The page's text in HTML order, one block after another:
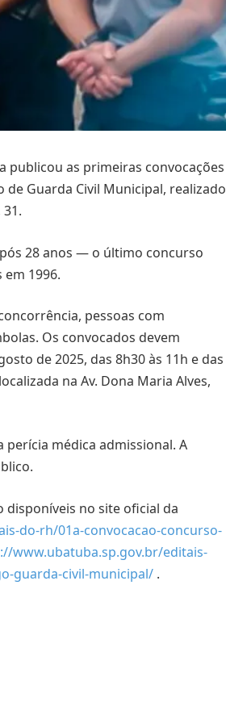
publicou as primeiras convocações
Guarda Civil Municipal, realizado
28 anos — o último concurso
1996.
pessoas com
Os convocados devem
de 2025, das 8h30 às 11h e das
na Av. Dona Maria Alves,
perícia médica admissional. A
disponíveis no site oficial da
do-rh/01a-convocacao-concurso-
www.ubatuba.sp.gov.br/editais-
guarda-civil-municipal/ .